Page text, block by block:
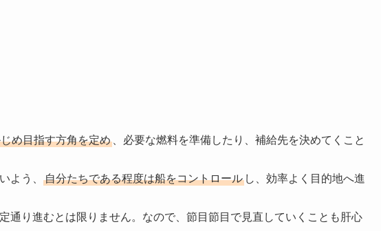
め目指す方角を定め
、必要な燃料を準備したり、補給先を決めてくこと
よう、
自分たちである程度は船をコントロール し、効率よく目的地へ進
通り進むとは限りません。なので、節目節目で見直していくことも肝心